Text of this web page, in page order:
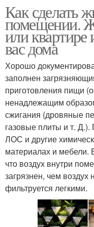
Как сделать
помещении.
или
вас дома
Хорошо
заполнен
приготовления пищи
ненадлежащим
сжигания (дровяные
газовые плиты и т. Д.).
ЛОС и другие
материалах и мебели.
что воздух внутри
загрязнен, чем воздух
фильтруется легкими.